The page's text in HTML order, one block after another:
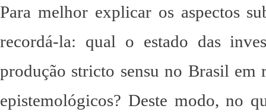
Para melhor explicar os aspectos
recordá-la: qual o estado das
produção stricto sensu no Brasil em
epistemológicos? Deste modo, no